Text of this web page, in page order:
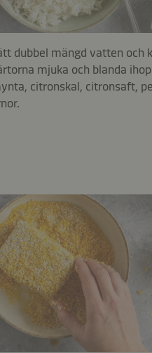
dubbel mängd vatten och
mjuka och blanda
citronskal, citronsaft,